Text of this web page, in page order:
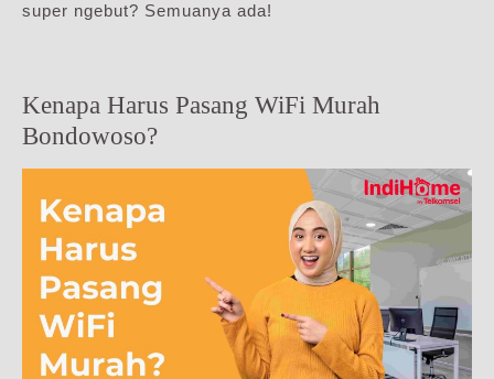
super ngebut? Semuanya ada!
Kenapa Harus Pasang WiFi Murah
Bondowoso?